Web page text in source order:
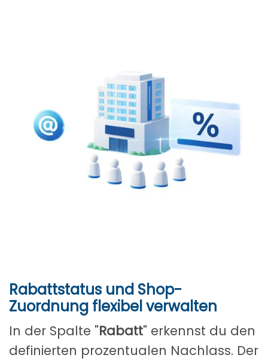
Rabattstatus und Shop-
Zuordnung flexibel verwalten
In der Spalte "Rabatt" erkennst du den
definierten prozentualen Nachlass. Der